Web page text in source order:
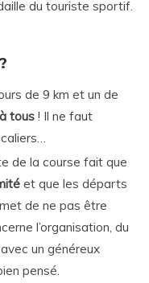
du touriste sportif.
de 9 km et un de
tous ! Il ne faut
de la course fait que
et que les départs
de ne pas être
l’organisation, du
un généreux
pensé.